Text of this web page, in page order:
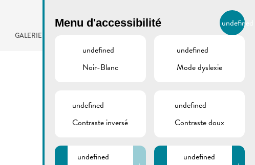
GALERIE FR
BIERGER.REMICH.LU
Menu d'accessibilité undefined
undefined
Noir-Blanc
undefined
Mode dyslexie
undefined
Contraste inversé
undefined
Contraste doux
undefined
undefined